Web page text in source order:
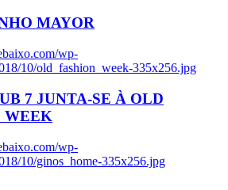
MAYOR
wp-
10/old_fashion_week-335x256.jpg
7 JUNTA-SE À OLD
WEEK
wp-
10/ginos_home-335x256.jpg